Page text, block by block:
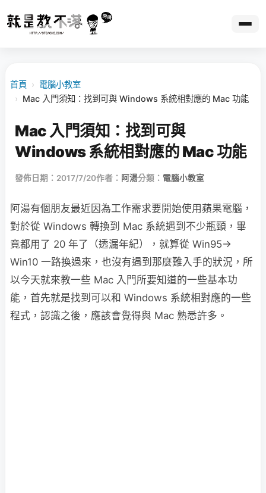
首頁 › 電腦小教室
› Mac 入門須知：找到可與 Windows 系統相對應的 Mac 功能
Mac 入門須知：找到可與
Windows 系統相對應的 Mac 功能
發佈日期：2017/7/20作者： 阿湯分類： 電腦小教室
阿湯有個朋友最近因為工作需求要開始使用蘋果電腦，
對於從 Windows 轉換到 Mac 系統遇到不少瓶頸，畢
竟都用了 20 年了（透漏年紀），就算從 Win95→
Win10 一路換過來，也沒有遇到那麼難入手的狀況，所
以今天就來教一些 Mac 入門所要知道的一些基本功
能，首先就是找到可以和 Windows 系統相對應的一些
程式，認識之後，應該會覺得與 Mac 熟悉許多。